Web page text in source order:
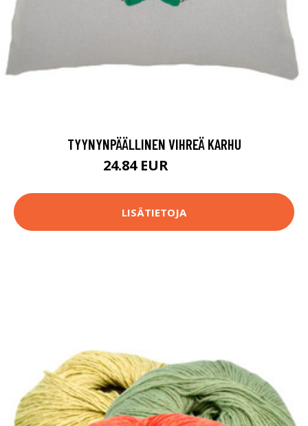
TYYNYNPÄÄLLINEN VIHREÄ KARHU
24.84 EUR
LISÄTIETOJA